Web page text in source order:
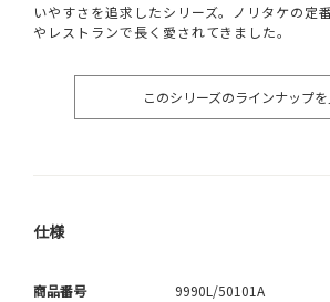
いやすさを追求したシリーズ。ノリタケの定
やレストランで長く愛されてきました。
このシリーズのラインナップを
仕様
商品番号 9990L/50101A